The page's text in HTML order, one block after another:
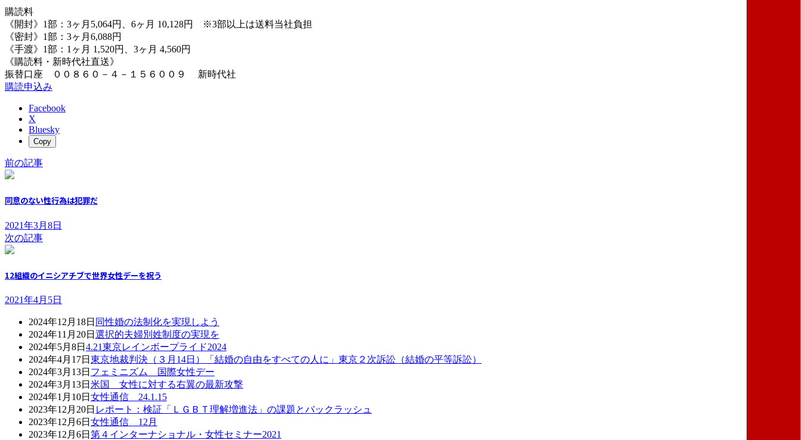
購読料
《開封》1部：3ヶ月5,064円、6ヶ月 10,128円 ※3部以上は送料当社負担
《密封》1部：3ヶ月6,088円
《手渡》1部：1ヶ月 1,520円、3ヶ月 4,560円
《購読料・新時代社直送》
振替口座 ００８６０－４－１５６００９ 新時代社
購読申込み
Facebook
X
Bluesky
Copy
前の記事
同意のない性行為は犯罪だ
2021年3月8日
次の記事
12組織のイニシアチブで世界女性デーを祝う
2021年4月5日
2024年12月18日 同性婚の法制化を実現しよう
2024年11月20日 選択的夫婦別姓制度の実現を
2024年5月8日 4.21東京レインボープライド2024
2024年4月17日 東京地裁判決（３月14日）「結婚の自由をすべての人に」東京２次訴訟（結婚の平等訴訟）
2024年3月13日 フェミニズム 国際女性デー
2024年3月13日 米国 女性に対する右翼の最新攻撃
2024年1月10日 女性通信 24.1.15
2023年12月20日 レポート：検証「ＬＧＢＴ理解増進法」の課題とバックラッシュ
2023年12月6日 女性通信 12月
2023年12月6日 第４インターナショナル・女性セミナー2021